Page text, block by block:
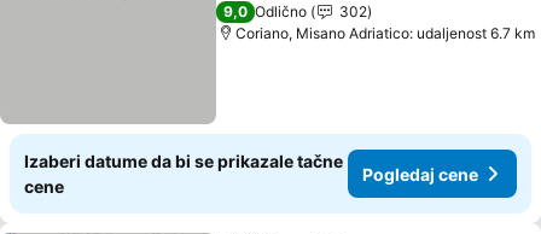
9,0 Odlično
302
Coriano, Misano Adriatico: udaljenost 6.7 km
Izaberi datume da bi se prikazale tačne
cene
Pogledaj cene